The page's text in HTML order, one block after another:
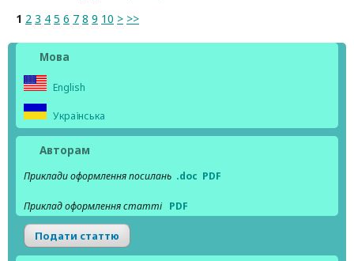
1 2 3 4 5 6 7 8 9 10 > >>
Мова
English
Українська
Авторам
Приклади оформлення посилань .doc PDF
Приклад оформлення статті PDF
Подати статтю